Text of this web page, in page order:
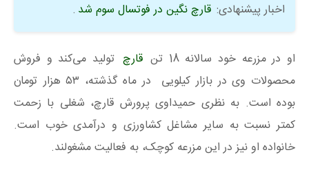
اخبار پیشنهادی: قارچ نگین در فوتسال سوم شد .
او در مزرعه خود سالانه 18 تن قارچ تولید می‌کند و فروش
محصولات وی در بازار کیلویی در ماه گذشته، ۵۳ هزار تومان
بوده است. به نظری حمیداوی پرورش قارچ، شغلی با زحمت
کمتر نسبت به سایر مشاغل کشاورزی و درآمدی خوب است.
خانواده او نیز در این مزرعه کوچک، به فعالیت مشغولند.